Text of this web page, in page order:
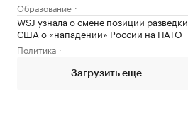
Образование
WSJ узнала о смене позиции разведки
США о «нападении» России на НАТО
Политика
Загрузить еще